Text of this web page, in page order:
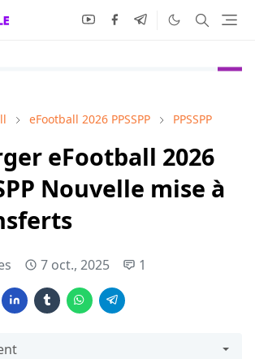
eFootball 2026 PPSSPP PPSSPP
eFootball 2026
Nouvelle mise à
7 oct., 2025 1